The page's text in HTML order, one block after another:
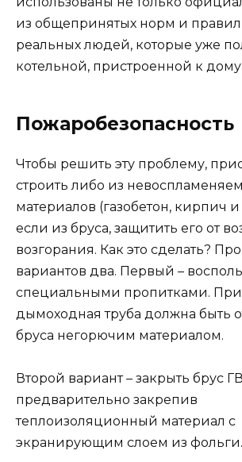
из общепринятых норм и
реальных людей, которые уже
котельной, пристроенной к дому
Пожаробезопасность
Чтобы решить эту проблему,
строить либо из
материалов (газобетон, кирпич
если из бруса, защитить его от
возгорания. Как это сделать?
вариантов два. Первый –
специальными пропитками. При
дымоходная труба должна быть
бруса негорючим материалом.
Второй вариант – закрыть брус
предварительно закрепив
теплоизоляционный материал с
экранирующим слоем из фольги.